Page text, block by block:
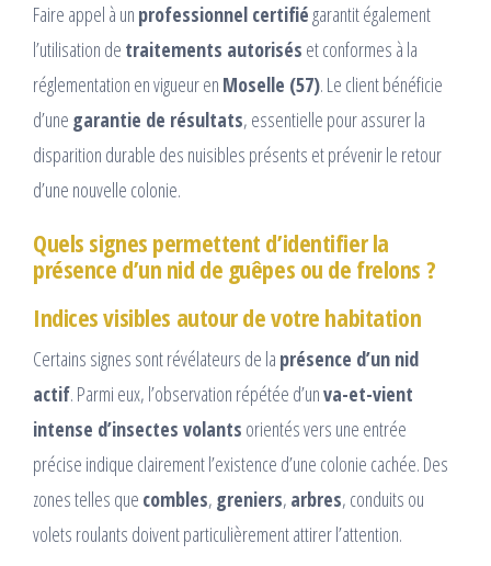
Faire appel à un professionnel certifiégarantit également
l’utilisation de traitements autorisés et conformes à la
réglementation en vigueur en Moselle (57). Le client bénéficie
d’une garantie de résultats, essentielle pour assurer la
disparition durable des nuisibles présents et prévenir le retour
d’une nouvelle colonie.
Quels signes permettent d’identifier la
présence d’un nid de guêpes ou de frelons ?
Indices visibles autour de votre habitation
Certains signes sont révélateurs de la présence d’un nid
actif. Parmi eux, l’observation répétée d’unva-et-vient
intense d’insectes volants orientés vers une entrée
précise indique clairement l’existence d’une colonie cachée. Des
zones telles que combles, greniers, arbres, conduits ou
volets roulants doivent particulièrement attirer l’attention.